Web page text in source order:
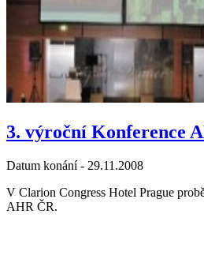
3. výroční Konference
Datum konání - 29.11.2008
V Clarion Congress Hotel Prague
AHR ČR.